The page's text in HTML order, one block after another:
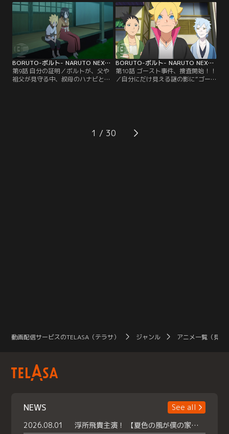
人・隠蓑（かくれみの）マギレを捕
まえることに成功。だがマギレは、
実はチョウチョウのクラスの委員
長・筧（かけい）スミレのことが好
きでずっと彼女を見ていたのだっ
た…。【提供：バンダイチャンネ
ル】
ていた--。そんなある晩ボルトは、
謎の人物から不思議な瞳術（どうじ
ゅつ）を与えられる夢を見る。それ
により、母・ヒナタの家系、日向
（ひゅうが）一族特有の能力であ
る…。【提供：バンダイチャンネ
ル】
BORUTO-ボルト- NARUTO NEXT GENERATIONS 第009話
第9話 自分の証明／ボルトが、父や
祖父が見守る中、叔母のハナビと手
えていた歪んだチャクラのような影
はすべて錯覚だったのではないかと
BORUTO-ボルト- NARUTO NEXT GENERATIONS 第010話
第10話 ゴースト事件、捜査開始！！
／自分にだけ見える謎の影に“ゴー
自興味のある職場を見学するよう指
示。ボルトは、シカダイ、ミツキと
1
動画配信サービスのTELASA（テラサ） ジャンル アニメ一覧（見放
NEWS
See all
2026.08.01
浮所飛貴主演！ 【夏色の風が僕の家にやってきた】 本日よりテラサで独占配信スタート！